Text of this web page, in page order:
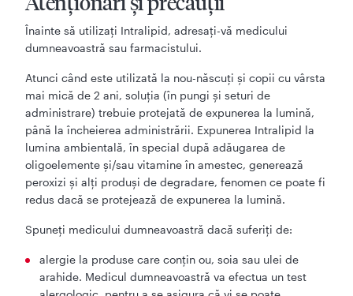
Înainte să utilizaţi Intralipid, adresaţi-vă medicului
dumneavoastră sau farmacistului.
Atunci când este utilizată la nou-născuți și copii cu vârsta
mai mică de 2 ani, soluția (în pungi și seturi de
administrare) trebuie protejată de expunerea la lumină,
până la încheierea administrării. Expunerea Intralipid la
lumina ambientală, în special după adăugarea de
oligoelemente și/sau vitamine în amestec, generează
peroxizi și alți produși de degradare, fenomen ce poate fi
redus dacă se protejează de expunerea la lumină.
Spuneţi medicului dumneavoastră dacă suferiţi de:
alergie la produse care conţin ou, soia sau ulei de
arahide. Medicul dumneavoastră va efectua un test